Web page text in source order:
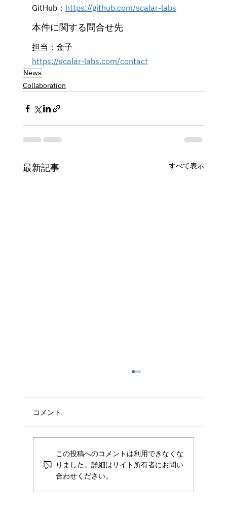
GitHub： https://github.com/scalar-labs
本件に関する問合せ先
担当：金子
https://scalar-labs.com/contact
News
Collaboration
最新記事 すべて表示
株式会社Scalar、株式会社ゼンリンと共同
コメント
この投稿へのコメントは利用できなくな
りました。詳細はサイト所有者にお問い
合わせください。